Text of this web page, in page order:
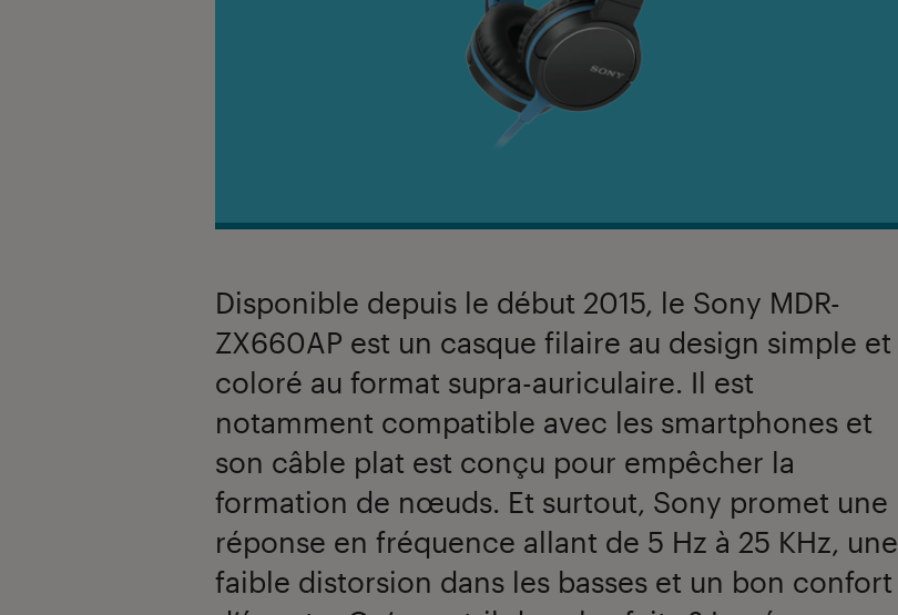
Disponible depuis le début 2015, le Sony MDR-
ZX660AP est un casque filaire au design simple et
coloré au format supra-auriculaire. Il est
notamment compatible avec les smartphones et
son câble plat est conçu pour empêcher la
formation de nœuds. Et surtout, Sony promet une
réponse en fréquence allant de 5 Hz à 25 KHz, une
faible distorsion dans les basses et un bon confort